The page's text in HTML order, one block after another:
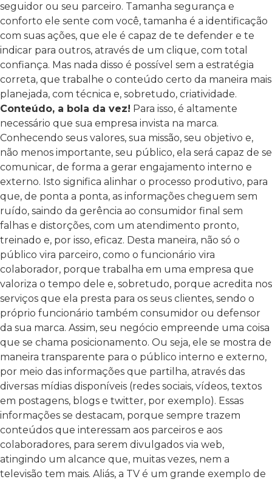
seguidor ou seu parceiro. Tamanha segurança e
conforto ele sente com você, tamanha é a identificação
com suas ações, que ele é capaz de te defender e te
indicar para outros, através de um clique, com total
confiança. Mas nada disso é possível sem a estratégia
correta, que trabalhe o conteúdo certo da maneira mais
planejada, com técnica e, sobretudo, criatividade.
Conteúdo, a bola da vez! Para isso, é altamente
necessário que sua empresa invista na marca.
Conhecendo seus valores, sua missão, seu objetivo e,
não menos importante, seu público, ela será capaz de se
comunicar, de forma a gerar engajamento interno e
externo. Isto significa alinhar o processo produtivo, para
que, de ponta a ponta, as informações cheguem sem
ruído, saindo da gerência ao consumidor final sem
falhas e distorções, com um atendimento pronto,
treinado e, por isso, eficaz. Desta maneira, não só o
público vira parceiro, como o funcionário vira
colaborador, porque trabalha em uma empresa que
valoriza o tempo dele e, sobretudo, porque acredita nos
serviços que ela presta para os seus clientes, sendo o
próprio funcionário também consumidor ou defensor
da sua marca. Assim, seu negócio empreende uma coisa
que se chama posicionamento. Ou seja, ele se mostra de
maneira transparente para o público interno e externo,
por meio das informações que partilha, através das
diversas mídias disponíveis (redes sociais, vídeos, textos
em postagens, blogs e twitter, por exemplo). Essas
informações se destacam, porque sempre trazem
conteúdos que interessam aos parceiros e aos
colaboradores, para serem divulgados via web,
atingindo um alcance que, muitas vezes, nem a
televisão tem mais. Aliás, a TV é um grande exemplo de